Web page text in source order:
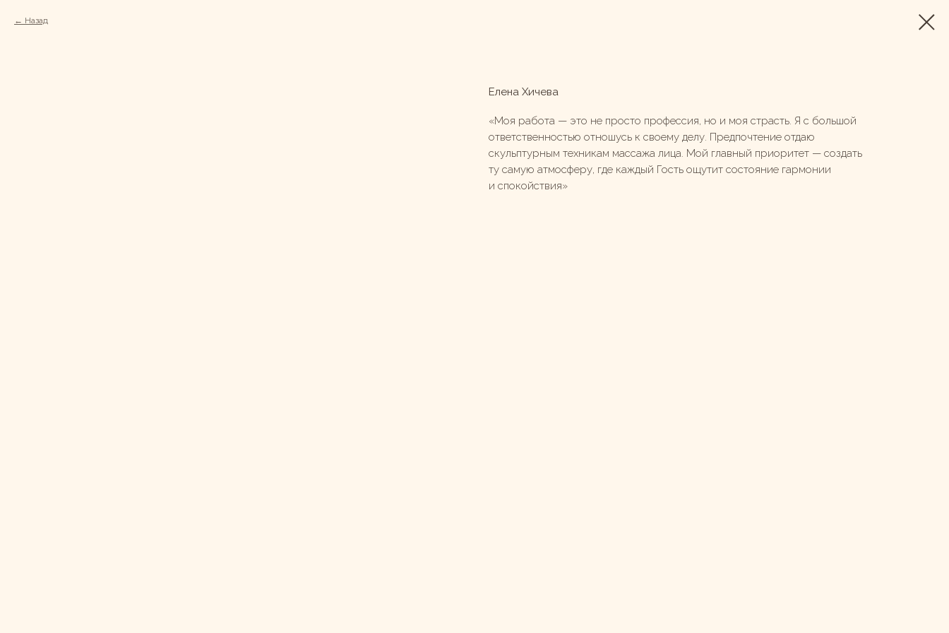
Назад
Елена Хичева
«Моя работа — это не просто профессия, но и моя страсть. Я с большой
ответственностью отношусь к своему делу. Предпочтение отдаю
скульптурным техникам массажа лица. Мой главный приоритет — создать
ту самую атмосферу, где каждый Гость ощутит состояние гармонии
и спокойствия»